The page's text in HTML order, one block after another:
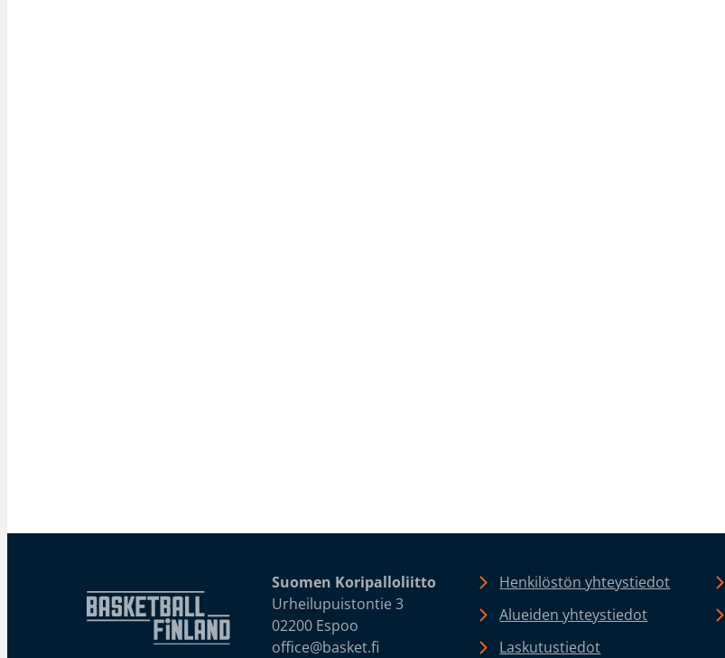
Suomen Koripalloliitto
Urheilupuistontie 3
02200 Espoo
office@basket.fi
Henkilöstön yhteystiedot
Alueiden yhteystiedot
Laskutustiedot